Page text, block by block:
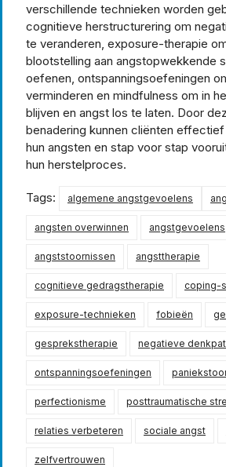
verschillende technieken worden
cognitieve herstructurering om
te veranderen, exposure-therapie
blootstelling aan angstopwekkende
oefenen, ontspanningsoefeningen
verminderen en mindfulness om in
blijven en angst los te laten. Door
benadering kunnen cliënten
hun angsten en stap voor stap
hun herstelproces.
Tags: algemene angstgevoelens
angsten overwinnen angstgevoelens
angststoornissen angsttherapie
cognitieve gedragstherapie coping-
exposure-technieken fobieën
gesprekstherapie negatieve
ontspanningsoefeningen
perfectionisme posttraumatische
relaties verbeteren sociale angst
zelfvertrouwen